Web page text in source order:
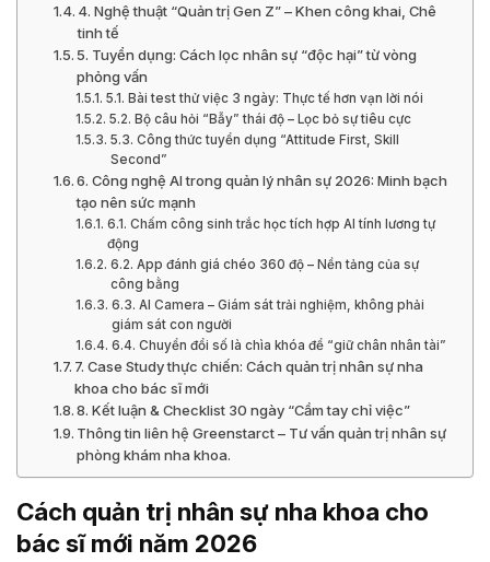
4. Nghệ thuật “Quản trị Gen Z” – Khen công khai, Chê
tinh tế
5. Tuyển dụng: Cách lọc nhân sự “độc hại” từ vòng
phỏng vấn
5.1. Bài test thử việc 3 ngày: Thực tế hơn vạn lời nói
5.2. Bộ câu hỏi “Bẫy” thái độ – Lọc bỏ sự tiêu cực
5.3. Công thức tuyển dụng “Attitude First, Skill
Second”
6. Công nghệ AI trong quản lý nhân sự 2026: Minh bạch
tạo nên sức mạnh
6.1. Chấm công sinh trắc học tích hợp AI tính lương tự
động
6.2. App đánh giá chéo 360 độ – Nền tảng của sự
công bằng
6.3. AI Camera – Giám sát trải nghiệm, không phải
giám sát con người
6.4. Chuyển đổi số là chìa khóa để “giữ chân nhân tài”
7. Case Study thực chiến: Cách quản trị nhân sự nha
khoa cho bác sĩ mới
8. Kết luận & Checklist 30 ngày “Cầm tay chỉ việc”
Thông tin liên hệ Greenstarct – Tư vấn quản trị nhân sự
phòng khám nha khoa.
Cách quản trị nhân sự nha khoa cho
bác sĩ mới năm 2026